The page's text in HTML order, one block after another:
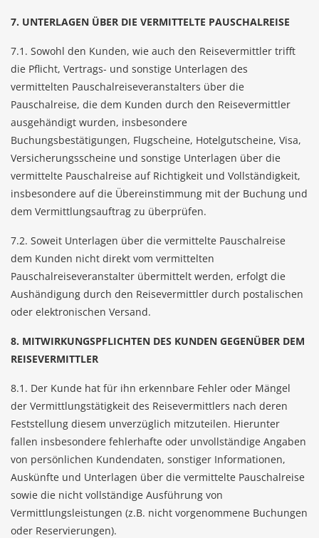
7. UNTERLAGEN ÜBER DIE VERMITTELTE PAUSCHALREISE
7.1. Sowohl den Kunden, wie auch den Reisevermittler trifft
die Pflicht, Vertrags- und sonstige Unterlagen des
vermittelten Pauschalreiseveranstalters über die
Pauschalreise, die dem Kunden durch den Reisevermittler
ausgehändigt wurden, insbesondere
Buchungsbestätigungen, Flugscheine, Hotelgutscheine, Visa,
Versicherungsscheine und sonstige Unterlagen über die
vermittelte Pauschalreise auf Richtigkeit und Vollständigkeit,
insbesondere auf die Übereinstimmung mit der Buchung und
dem Vermittlungsauftrag zu überprüfen.
7.2. Soweit Unterlagen über die vermittelte Pauschalreise
dem Kunden nicht direkt vom vermittelten
Pauschalreiseveranstalter übermittelt werden, erfolgt die
Aushändigung durch den Reisevermittler durch postalischen
oder elektronischen Versand.
8. MITWIRKUNGSPFLICHTEN DES KUNDEN GEGENÜBER DEM
REISEVERMITTLER
8.1. Der Kunde hat für ihn erkennbare Fehler oder Mängel
der Vermittlungstätigkeit des Reisevermittlers nach deren
Feststellung diesem unverzüglich mitzuteilen. Hierunter
fallen insbesondere fehlerhafte oder unvollständige Angaben
von persönlichen Kundendaten, sonstiger Informationen,
Auskünfte und Unterlagen über die vermittelte Pauschalreise
sowie die nicht vollständige Ausführung von
Vermittlungsleistungen (z.B. nicht vorgenommene Buchungen
oder Reservierungen).